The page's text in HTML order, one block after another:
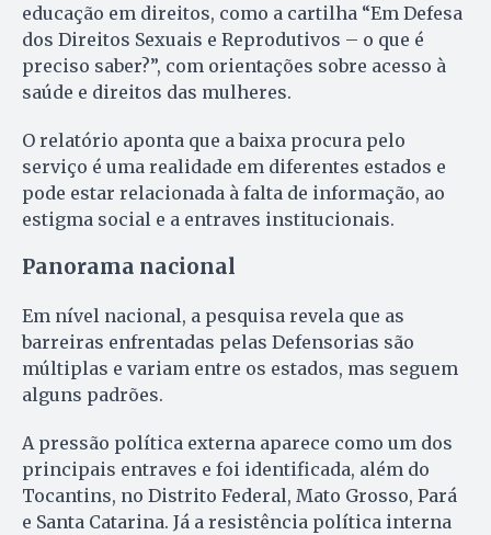
educação em direitos, como a cartilha “Em Defesa
dos Direitos Sexuais e Reprodutivos – o que é
preciso saber?”, com orientações sobre acesso à
saúde e direitos das mulheres.
O relatório aponta que a baixa procura pelo
serviço é uma realidade em diferentes estados e
pode estar relacionada à falta de informação, ao
estigma social e a entraves institucionais.
Panorama nacional
Em nível nacional, a pesquisa revela que as
barreiras enfrentadas pelas Defensorias são
múltiplas e variam entre os estados, mas seguem
alguns padrões.
A pressão política externa aparece como um dos
principais entraves e foi identificada, além do
Tocantins, no Distrito Federal, Mato Grosso, Pará
e Santa Catarina. Já a resistência política interna